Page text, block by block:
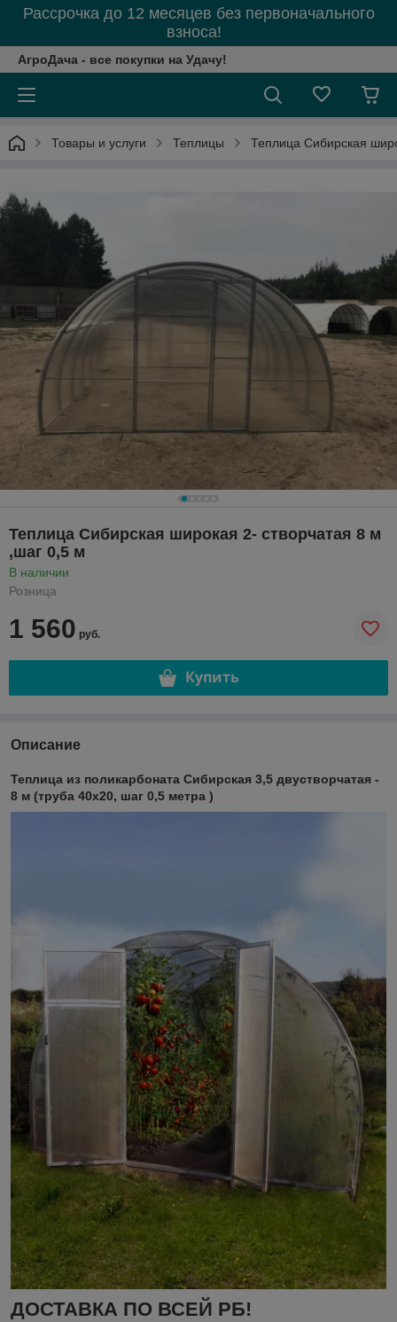
Рассрочка до 12 месяцев без первоначального
взноса!
АгроДача - все покупки на Удачу!
Товары и услуги Теплицы Теплица Сибирская
Теплица Сибирская широкая 2- створчатая 8 м
,шаг 0,5 м
В наличии
Розница
1 560 руб.
Купить
Описание
Теплица из поликарбоната Сибирская 3,5 двустворчатая -
8 м (труба 40х20, шаг 0,5 метра )
ДОСТАВКА ПО ВСЕЙ РБ!